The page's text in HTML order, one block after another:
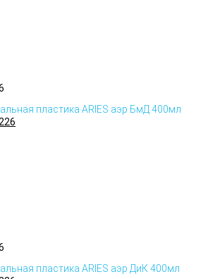
пластика ARIES аэр БмД 400мл
пластика ARIES аэр ДиК 400мл